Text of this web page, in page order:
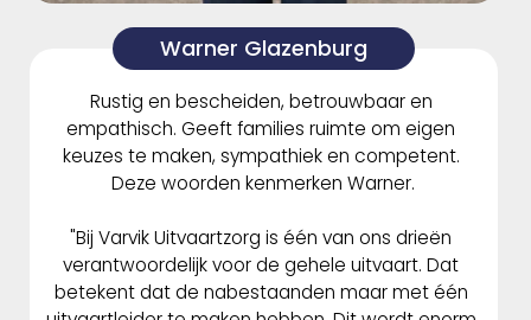
Warner Glazenburg
Rustig en bescheiden, betrouwbaar en
empathisch. Geeft families ruimte om eigen
keuzes te maken, sympathiek en competent.
Deze woorden kenmerken Warner.
"Bij Varvik Uitvaartzorg is één van ons drieën
verantwoordelijk voor de gehele uitvaart. Dat
betekent dat de nabestaanden maar met één